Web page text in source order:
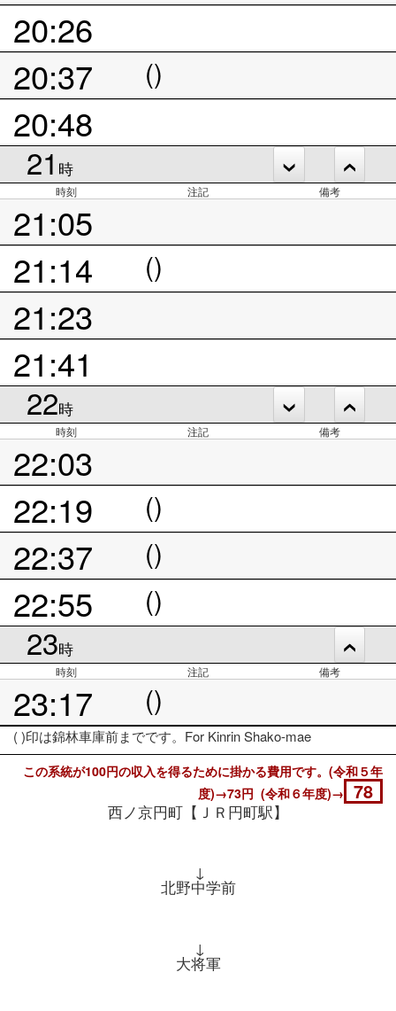
20:26
20:37
()
20:48
21 時
時刻 注記 備考
21:05
21:14
()
21:23
21:41
22時
時刻 注記 備考
22:03
22:19
()
22:37 ()
22:55 ()
23時
時刻 注記 備考
23:17 ()
( )印は錦林車庫前までです。For Kinrin Shako-mae
この系統が100円の収入を得るために掛かる費用です。(令和５年
度)→73円 (令和６年度)→ 78
西ノ京円町【ＪＲ円町駅】
↓
北野中学前
↓
大将軍